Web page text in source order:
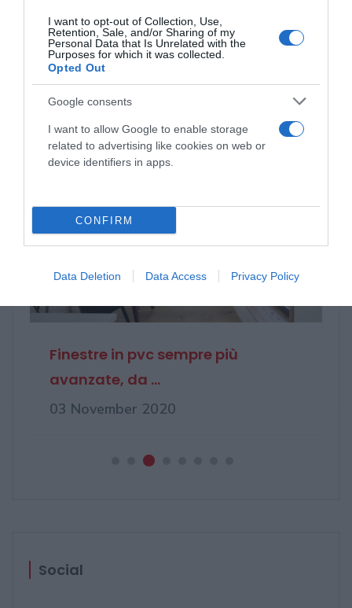
I want to opt-out of Collection, Use,
Retention, Sale, and/or Sharing of my
Personal Data that Is Unrelated with the
Purposes for which it was collected.
Opted Out
Google consents
I want to allow Google to enable storage
related to advertising like cookies on web or
device identifiers in apps.
CONFIRM
Data Deletion Data Access Privacy Policy
Hormann: Chiusure residenziali
Ultime Novità
Finestre in pvc sempre più
avanzate, da ...
03 November 2020
Social